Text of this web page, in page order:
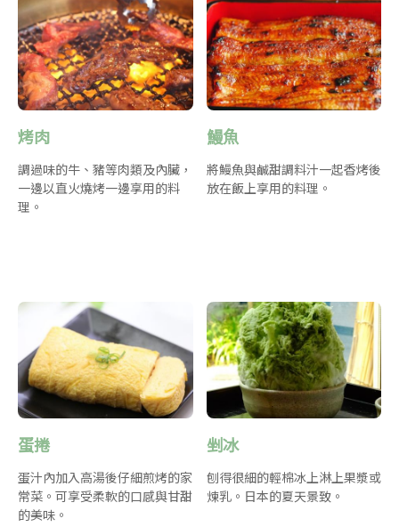
烤肉
調過味的牛、豬等肉類及內臟，
一邊以直火燒烤一邊享用的料
理。
鰻魚
將鰻魚與鹹甜調料汁一起香烤後
放在飯上享用的料理。
蛋捲
蛋汁內加入高湯後仔細煎烤的家
常菜。可享受柔軟的口感與甘甜
的美味。
剉冰
刨得很細的輕棉冰上淋上果漿或
煉乳。日本的夏天景致。